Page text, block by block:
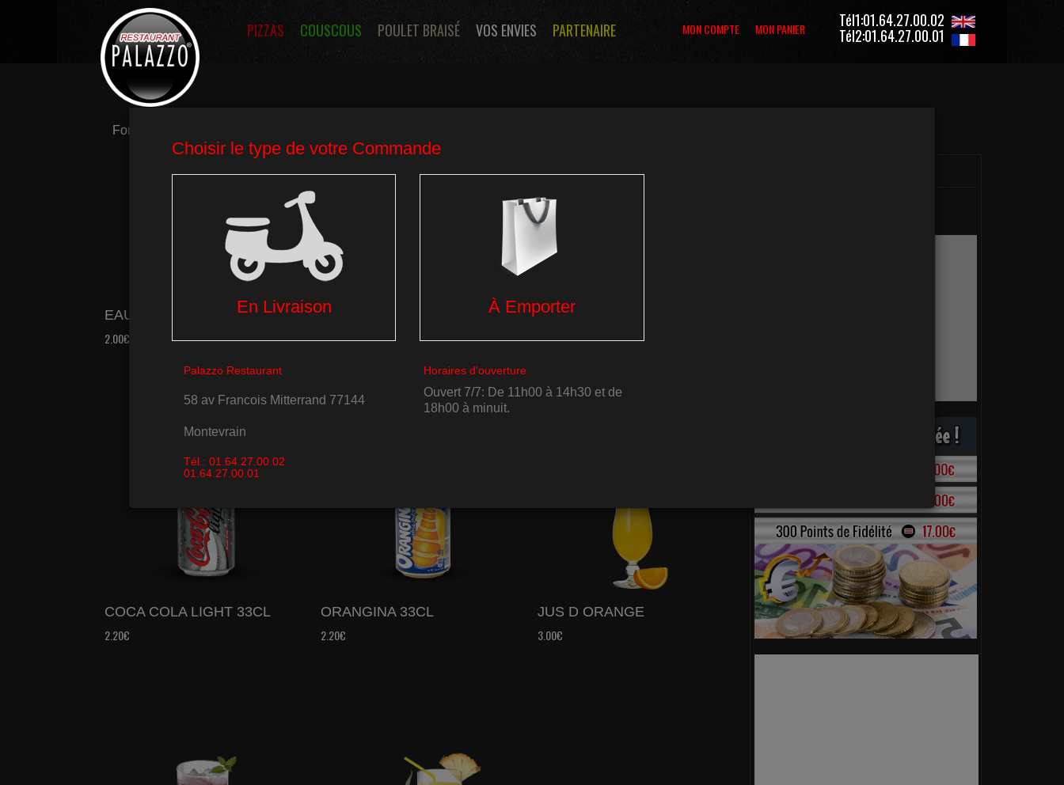
PIZZAS COUSCOUS POULET BRAISÉ VOS ENVIES PARTENAIRE MON COMPTE MON PANIER Tél1:01.64.27.00.02
Tél2:01.64.27.00.01
Formules
EAU MINERALE 33CL
2.00€
EAU GAZEUSE
2.40€
COCA COLA 33CL
2.20€
COCA COLA LIGHT 33CL
2.20€
ORANGINA 33CL
2.20€
JUS D ORANGE
3.00€